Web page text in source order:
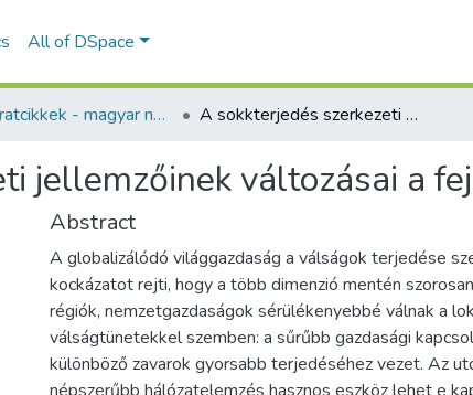
All of DSpace
Folyóiratcikkek - magyar nyelvű (RKI) A sokkterjedés szerkezeti jellemzőinek változásai a fejlett gazdaságok között
jellemzőinek változásai a
Abstract
A globalizálódó világgazdaság a válságok terjedése
kockázatot rejti, hogy a több dimenzió mentén
régiók, nemzetgazdaságok sérülékenyebbé válnak a
válságtünetekkel szemben: a sűrűbb gazdasági
különböző zavarok gyorsabb terjedéséhez vezet. Az